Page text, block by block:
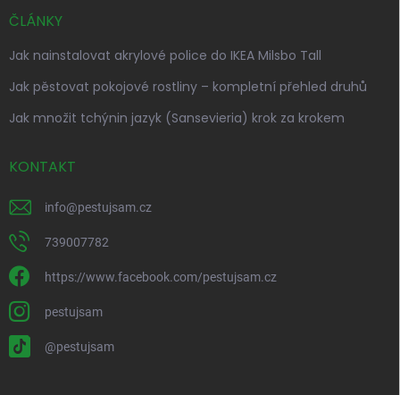
ČLÁNKY
Jak nainstalovat akrylové police do IKEA Milsbo Tall
Jak pěstovat pokojové rostliny – kompletní přehled druhů
Jak množit tchýnin jazyk (Sansevieria) krok za krokem
KONTAKT
info@pestujsam.cz
739007782
https://www.facebook.com/pestujsam.cz
pestujsam
@pestujsam